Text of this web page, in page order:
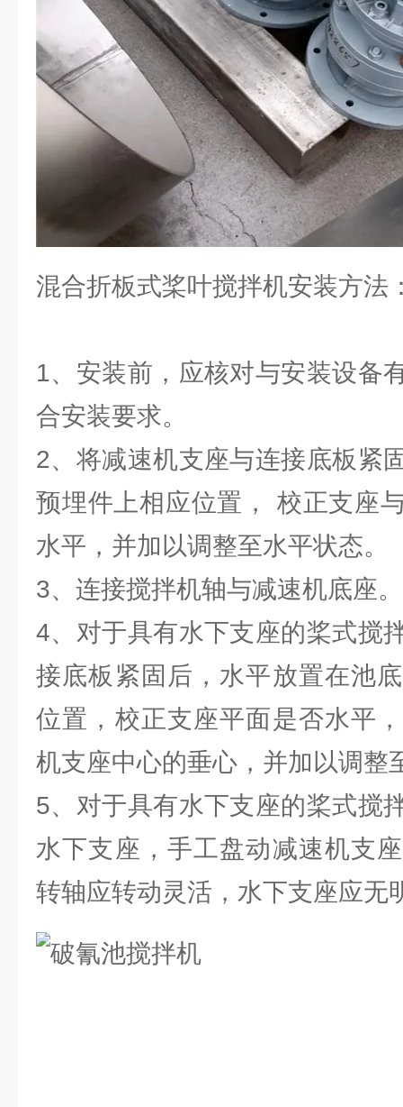
混合折板式桨叶搅拌机安装方法
1、安装前，应核对与安装设备
合安装要求。
2、将减速机支座与连接底板紧
预埋件上相应位置， 校正支座
水平，并加以调整至水平状态。
3、连接搅拌机轴与减速机底座。
4、对于具有水下支座的桨式搅
接底板紧固后，水平放置在池
位置，校正支座平面是否水平
机支座中心的垂心，并加以调整
5、对于具有水下支座的桨式搅
水下支座，手工盘动减速机支
转轴应转动灵活，水下支座应无